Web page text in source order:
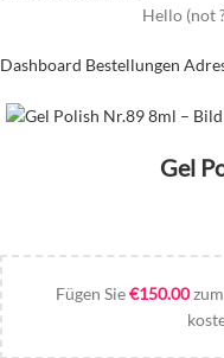
Hello (not
Dashboard Bestellungen
Gel
Fügen Sie€150.00